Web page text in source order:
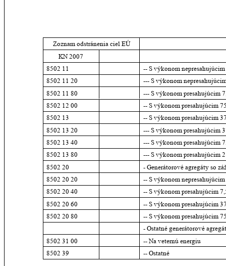
Zoznam odstránenia ciel EÚ
KN 2007
8502 11
-- S výkonom
8502 11 20
--- S výkonom
8502 11 80
--- S výkonom presahujúcim
8502 12 00
-- S výkonom presahujúcim
8502 13
-- S výkonom presahujúcim
8502 13 20
--- S výkonom presahujúcim
8502 13 40
--- S výkonom presahujúcim
8502 13 80
--- S výkonom presahujúcim
8502 20
- Generátorové agregáty so
8502 20 20
-- S výkonom
8502 20 40
-- S výkonom presahujúcim
8502 20 60
-- S výkonom presahujúcim
8502 20 80
-- S výkonom presahujúcim
- Ostatné generátorové
8502 31 00
-- Na veternú energiu
8502 39
-- Ostatné